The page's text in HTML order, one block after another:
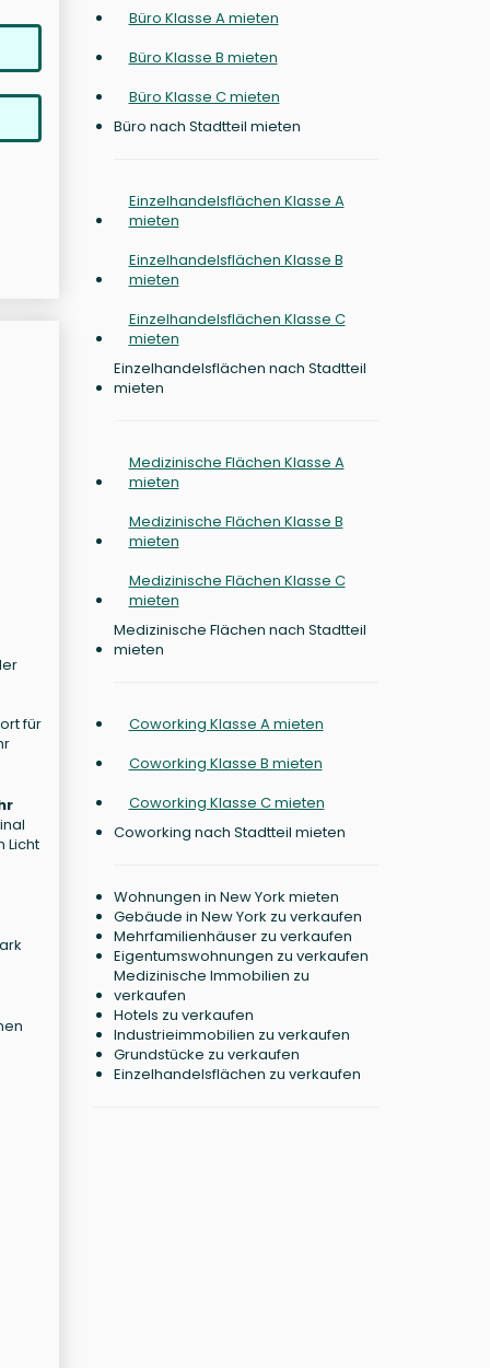
für
Licht
Büro Klasse A mieten
Büro Klasse B mieten
Büro Klasse C mieten
Büro nach Stadtteil mieten
Einzelhandelsflächen Klasse A
mieten
Einzelhandelsflächen Klasse B
mieten
Einzelhandelsflächen Klasse C
mieten
Einzelhandelsflächen nach Stadtteil
mieten
Medizinische Flächen Klasse A
mieten
Medizinische Flächen Klasse B
mieten
Medizinische Flächen Klasse C
mieten
Medizinische Flächen nach Stadtteil
mieten
Coworking Klasse A mieten
Coworking Klasse B mieten
Coworking Klasse C mieten
Coworking nach Stadtteil mieten
Wohnungen in New York mieten
Gebäude in New York zu verkaufen
Mehrfamilienhäuser zu verkaufen
Eigentumswohnungen zu verkaufen
Medizinische Immobilien zu
verkaufen
Hotels zu verkaufen
Industrieimmobilien zu verkaufen
Grundstücke zu verkaufen
Einzelhandelsflächen zu verkaufen